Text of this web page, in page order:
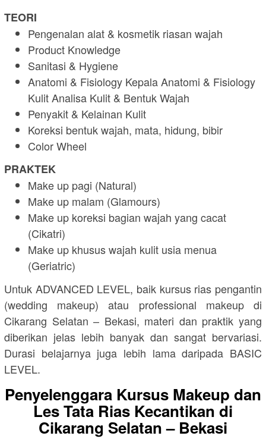
TEORI
Pengenalan alat & kosmetik riasan wajah
Product Knowledge
Sanitasi & Hygiene
Anatomi & Fisiology Kepala Anatomi & Fisiology
Kulit Analisa Kulit & Bentuk Wajah
Penyakit & Kelainan Kulit
Koreksi bentuk wajah, mata, hidung, bibir
Color Wheel
PRAKTEK
Make up pagi (Natural)
Make up malam (Glamours)
Make up koreksi bagian wajah yang cacat
(Cikatri)
Make up khusus wajah kulit usia menua
(Geriatric)
Untuk ADVANCED LEVEL, baik kursus rias pengantin
(wedding makeup) atau professional makeup di
Cikarang Selatan – Bekasi, materi dan praktik yang
diberikan jelas lebih banyak dan sangat bervariasi.
Durasi belajarnya juga lebih lama daripada BASIC
LEVEL.
Penyelenggara Kursus Makeup dan
Les Tata Rias Kecantikan di
Cikarang Selatan – Bekasi